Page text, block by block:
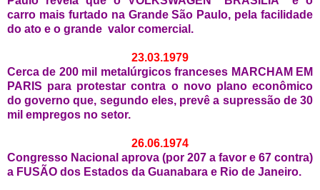
carro mais furtado na Grande São Paulo, pela facilidade
do ato e o grande valor comercial.
23.03.1979
Cerca de 200 mil metalúrgicos franceses MARCHAM EM
PARIS para protestar contra o novo plano econômico
do governo que, segundo eles, prevê a supressão de 30
mil empregos no setor.
26.06.1974
Congresso Nacional aprova (por 207 a favor e 67 contra)
a FUSÃO dos Estados da Guanabara e Rio de Janeiro.